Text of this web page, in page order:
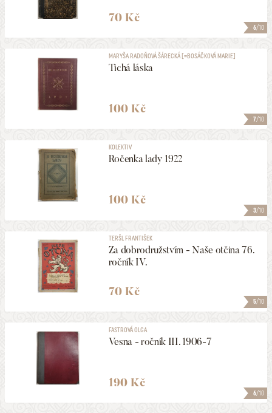
6/10
70 Kč
7/10
MARYŠA RADOŇOVÁ ŠÁRECKÁ [=BOSÁČKOVÁ MARIE]
Tichá láska
100 Kč
3/10
KOLEKTIV
Ročenka lady 1922
100 Kč
5/10
TERŠL FRANTIŠEK
Za dobrodružstvím - Naše otčina 76.
ročník IV.
70 Kč
6/10
FASTROVÁ OLGA
Vesna - ročník III. 1906-7
190 Kč